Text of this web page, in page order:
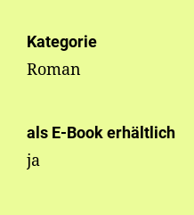
Kategorie
Roman
als E-Book erhältlich
ja